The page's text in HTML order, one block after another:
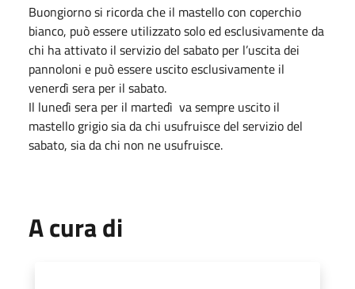
Buongiorno si ricorda che il mastello con coperchio
bianco, può essere utilizzato solo ed esclusivamente da
chi ha attivato il servizio del sabato per l’uscita dei
pannoloni e può essere uscito esclusivamente il
venerdì sera per il sabato.
Il lunedì sera per il martedì va sempre uscito il
mastello grigio sia da chi usufruisce del servizio del
sabato, sia da chi non ne usufruisce.
A cura di